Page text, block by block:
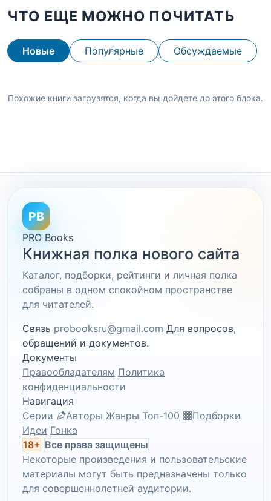
ЧТО ЕЩЕ МОЖНО ПОЧИТАТЬ
Новые Популярные Обсуждаемые
Похожие книги загрузятся, когда вы дойдете до этого блока.
PB
PRO Books
Книжная полка нового сайта
Каталог, подборки, рейтинги и личная полка
собраны в одном спокойном пространстве
для читателей.
Связь probooksru@gmail.com Для вопросов,
обращений и документов.
Документы
Правообладателям Политика
конфиденциальности
Навигация
Серии
Авторы Жанры Топ-100
Подборки
Идеи Гонка
18+ Все права защищены
Некоторые произведения и пользовательские
материалы могут быть предназначены только
для совершеннолетней аудитории.